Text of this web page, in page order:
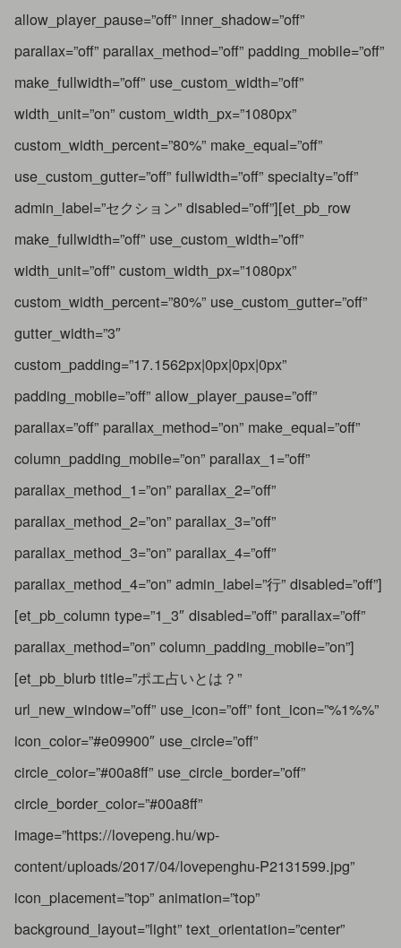
allow_player_pause=”off” inner_shadow=”off”
parallax=”off” parallax_method=”off” padding_mobile=”off”
make_fullwidth=”off” use_custom_width=”off”
width_unit=”on” custom_width_px=”1080px”
custom_width_percent=”80%” make_equal=”off”
use_custom_gutter=”off” fullwidth=”off” specialty=”off”
admin_label=”セクション” disabled=”off”][et_pb_row
make_fullwidth=”off” use_custom_width=”off”
width_unit=”off” custom_width_px=”1080px”
custom_width_percent=”80%” use_custom_gutter=”off”
gutter_width=”3″
custom_padding=”17.1562px|0px|0px|0px”
padding_mobile=”off” allow_player_pause=”off”
parallax=”off” parallax_method=”on” make_equal=”off”
column_padding_mobile=”on” parallax_1=”off”
parallax_method_1=”on” parallax_2=”off”
parallax_method_2=”on” parallax_3=”off”
parallax_method_3=”on” parallax_4=”off”
parallax_method_4=”on” admin_label=”行” disabled=”off”]
[et_pb_column type=”1_3″ disabled=”off” parallax=”off”
parallax_method=”on” column_padding_mobile=”on”]
[et_pb_blurb title=”ポエ占いとは？”
url_new_window=”off” use_icon=”off” font_icon=”%1%%”
icon_color=”#e09900″ use_circle=”off”
circle_color=”#00a8ff” use_circle_border=”off”
circle_border_color=”#00a8ff”
image=”https://lovepeng.hu/wp-
content/uploads/2017/04/lovepenghu-P2131599.jpg”
icon_placement=”top” animation=”top”
background_layout=”light” text_orientation=”center”